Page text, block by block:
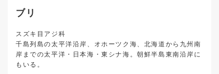
ブリ
スズキ目アジ科
千島列島の太平洋沿岸、オホーツク海、北海道から九州南
岸までの太平洋・日本海・東シナ海。朝鮮半島東南沿岸に
もいる。